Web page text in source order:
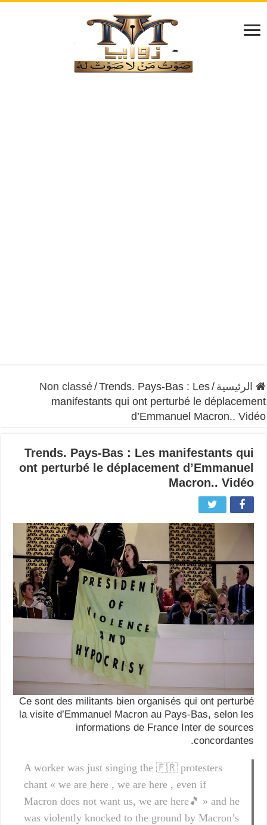
الرئيسية /
Non classé / Trends. Pays-Bas : Les
manifestants qui ont perturbé le déplacement
d’Emmanuel Macron.. Vidéo
Trends. Pays-Bas : Les manifestants qui
ont perturbé le déplacement d’Emmanuel
Macron.. Vidéo
Ce sont des militants bien organisés qui ont perturbé
la visite d’Emmanuel Macron au Pays-Bas, selon les
informations de France Inter de sources
concordantes.
A worker was just singing the 🇫🇷 protesters
chant « we are here , we are here , even if
Macron does not want us, we are here🎵 » and he
was violently knocked to the ground by Macron’s